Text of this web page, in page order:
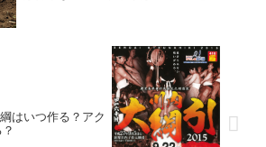
はいつ作る？アク